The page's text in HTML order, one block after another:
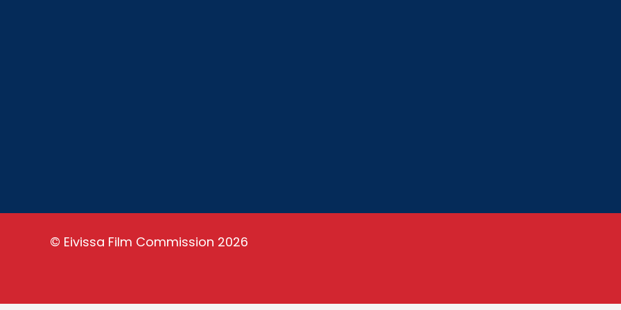
© Eivissa Film Commission 2026